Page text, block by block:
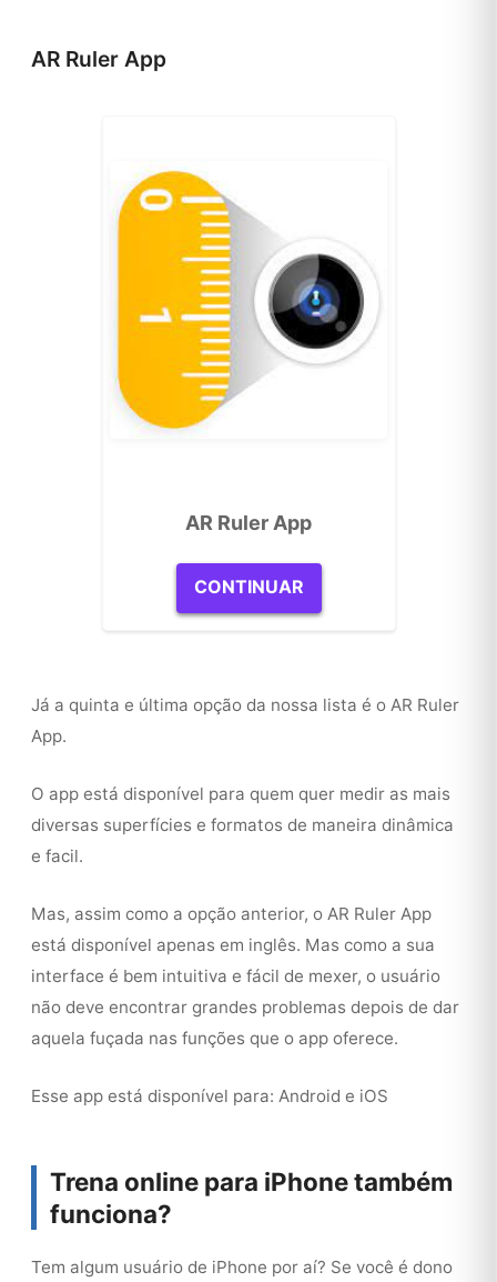
AR Ruler App
AR Ruler App
CONTINUAR
Já a quinta e última opção da nossa lista é o AR Ruler
App.
O app está disponível para quem quer medir as mais
diversas superfícies e formatos de maneira dinâmica
e facil.
Mas, assim como a opção anterior, o AR Ruler App
está disponível apenas em inglês. Mas como a sua
interface é bem intuitiva e fácil de mexer, o usuário
não deve encontrar grandes problemas depois de dar
aquela fuçada nas funções que o app oferece.
Esse app está disponível para: Android e iOS
Trena online para iPhone também
funciona?
Tem algum usuário de iPhone por aí? Se você é dono